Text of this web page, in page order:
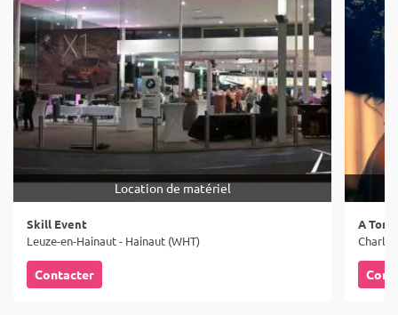
Location de matériel
Skill Event
Leuze-en-Hainaut - Hainaut (WHT)
Contacter
A Tom